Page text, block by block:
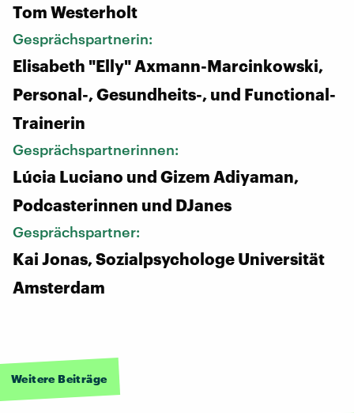
Tom Westerholt
Gesprächspartnerin:
Elisabeth "Elly" Axmann-Marcinkowski,
Personal-, Gesundheits-, und Functional-
Trainerin
Gesprächspartnerinnen:
Lúcia Luciano und Gizem Adiyaman,
Podcasterinnen und DJanes
Gesprächspartner:
Kai Jonas, Sozialpsychologe Universität
Amsterdam
Weitere Beiträge